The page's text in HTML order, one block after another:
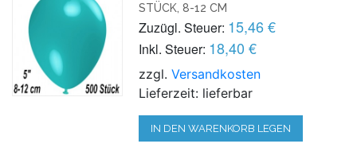
STÜCK, 8-12 CM
Zuzügl. Steuer: 15,46 €
Inkl. Steuer: 18,40 €
zzgl.Versandkosten
Lieferzeit: lieferbar
IN DEN WARENKORB LEGEN